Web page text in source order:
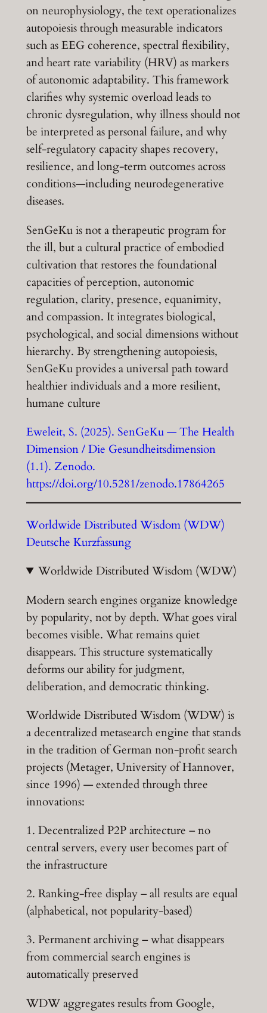
on neurophysiology, the text operationalizes
autopoiesis through measurable indicators
such as EEG coherence, spectral flexibility,
and heart rate variability (HRV) as markers
of autonomic adaptability. This framework
clarifies why systemic overload leads to
chronic dysregulation, why illness should not
be interpreted as personal failure, and why
self-regulatory capacity shapes recovery,
resilience, and long-term outcomes across
conditions—including neurodegenerative
diseases.
SenGeKu is not a therapeutic program for
the ill, but a cultural practice of embodied
cultivation that restores the foundational
capacities of perception, autonomic
regulation, clarity, presence, equanimity,
and compassion. It integrates biological,
psychological, and social dimensions without
hierarchy. By strengthening autopoiesis,
SenGeKu provides a universal path toward
healthier individuals and a more resilient,
humane culture
Eweleit, S. (2025). SenGeKu — The Health
Dimension / Die Gesundheitsdimension
(1.1). Zenodo.
https://doi.org/10.5281/zenodo.17864265
Worldwide Distributed Wisdom (WDW)
Deutsche Kurzfassung
Worldwide Distributed Wisdom (WDW)
Modern search engines organize knowledge
by popularity, not by depth. What goes viral
becomes visible. What remains quiet
disappears. This structure systematically
deforms our ability for judgment,
deliberation, and democratic thinking.
Worldwide Distributed Wisdom (WDW) is
a decentralized metasearch engine that stands
in the tradition of German non-profit search
projects (Metager, University of Hannover,
since 1996) — extended through three
innovations:
1. Decentralized P2P architecture – no
central servers, every user becomes part of
the infrastructure
2. Ranking-free display – all results are equal
(alphabetical, not popularity-based)
3. Permanent archiving – what disappears
from commercial search engines is
automatically preserved
WDW aggregates results from Google,